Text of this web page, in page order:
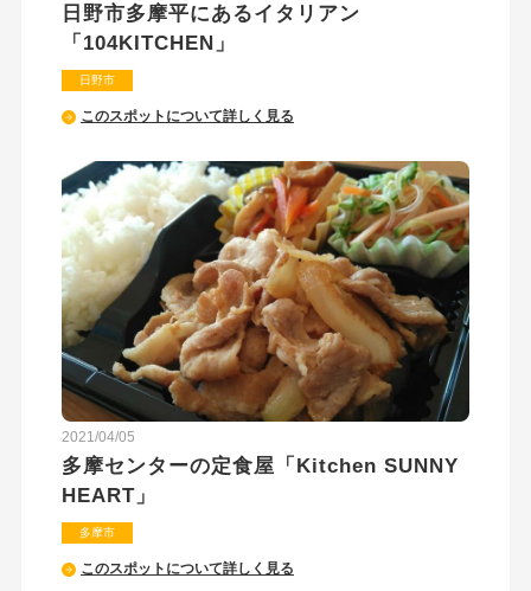
日野市多摩平にあるイタリアン
「104KITCHEN」
日野市
このスポットについて詳しく見る
2021/04/05
多摩センターの定食屋「Kitchen SUNNY
HEART」
多摩市
このスポットについて詳しく見る